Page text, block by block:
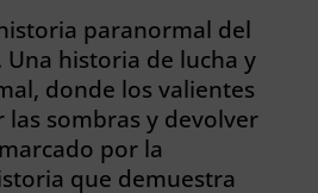
paranormal del
Una historia de lucha y
donde los valientes
sombras y devolver
por la
que demuestra